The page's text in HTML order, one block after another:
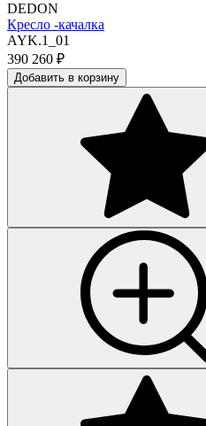
DEDON
Кресло -качалка
AYK.1_01
390 260 ₽
Добавить в корзину